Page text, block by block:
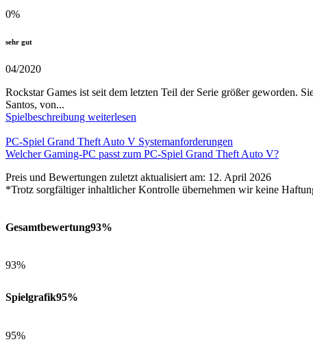
0%
sehr gut
04/2020
Rockstar Games ist seit dem letzten Teil der Serie größer geworden.
Santos, von...
Spielbeschreibung weiterlesen
PC-Spiel Grand Theft Auto V Systemanforderungen
Welcher Gaming-PC passt zum PC-Spiel Grand Theft Auto V?
Preis und Bewertungen zuletzt aktualisiert am: 12. April 2026
*Trotz sorgfältiger inhaltlicher Kontrolle übernehmen wir keine
Gesamtbewertung93%
93%
Spielgrafik95%
95%